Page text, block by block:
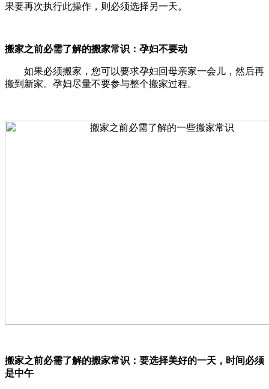
果要再次执行此操作，则必须选择另一天。
搬家之前必需了解的搬家常识：孕妇不要动
如果必须搬家，您可以要求孕妇回母亲家一会儿，然后再
搬到新家。孕妇尽量不要参与整个搬家过程。
搬家之前必需了解的搬家常识：要选择美好的一天，时间必须
是中午